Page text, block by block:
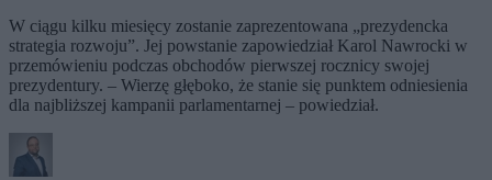
W ciągu kilku miesięcy zostanie zaprezentowana „prezydencka
strategia rozwoju”. Jej powstanie zapowiedział Karol Nawrocki w
przemówieniu podczas obchodów pierwszej rocznicy swojej
prezydentury. – Wierzę głęboko, że stanie się punktem odniesienia
dla najbliższej kampanii parlamentarnej – powiedział.